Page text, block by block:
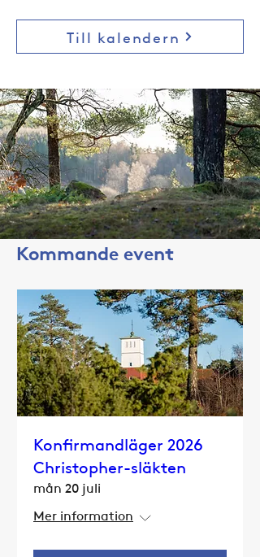
Till kalendern
Kommande event
Konfirmandläger 2026
Christopher-släkten
mån 20 juli
Mer information